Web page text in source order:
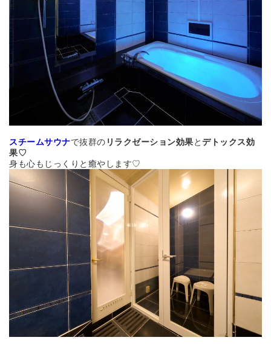
スチームサウナで抜群の リラクゼーション効果とデトックス効
果♡
身も心もじっくりと癒やします♡